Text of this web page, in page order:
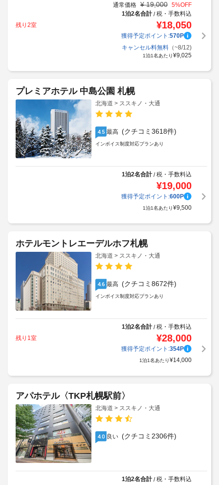
通常価格 ¥ 19,000 5%OFF
1泊2名合計/税・手数料込
残り2室
¥18,050
獲得予定ポイント:570P
キャンセル料無料（~8/12)
1泊1名あたり¥9,025
プレミアホテル 中島公園 札幌
北海道 > ススキノ・大通
4.5 最高 (クチコミ3618件)
インボイス制度対応プランあり
1泊2名合計/税・手数料込
¥19,000
獲得予定ポイント:600P
1泊1名あたり¥9,500
ホテルモントレエーデルホフ札幌
北海道 > ススキノ・大通
4.6 最高 (クチコミ8672件)
インボイス制度対応プランあり
1泊2名合計/税・手数料込
残り1室
¥28,000
獲得予定ポイント:354P
1泊1名あたり¥14,000
アパホテル〈TKP札幌駅前〉
北海道 > ススキノ・大通
4.0 良い (クチコミ2306件)
1泊2名合計/税・手数料込